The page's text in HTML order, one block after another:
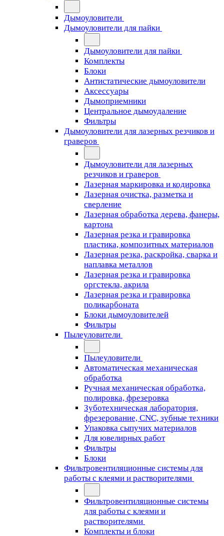
Дымоуловители
Дымоуловители для пайки
Дымоуловители для пайки
Комплекты
Блоки
Антистатические дымоуловители
Аксессуары
Дымоприемники
Центральное дымоудаление
Фильтры
Дымоуловители для лазерных резчиков и
граверов
Дымоуловители для лазерных
резчиков и граверов
Лазерная маркировка и кодировка
Лазерная очистка, разметка и
сверление
Лазерная обработка дерева, фанеры,
картона
Лазерная резка и гравировка
пластика, композитных материалов
Лазерная резка, раскройка, сварка и
наплавка металлов
Лазерная резка и гравировка
оргстекла, акрила
Лазерная резка и гравировка
поликарбоната
Блоки дымоуловителей
Фильтры
Пылеуловители
Пылеуловители
Автоматическая механическая
обработка
Ручная механическая обработка,
полировка, фрезеровка
Зуботехническая лаборатория,
фрезерование, CNC, зубные техники
Упаковка сыпучих материалов
Для ювелирных работ
Фильтры
Блоки
Фильтровентиляционные системы для
работы с клеями и растворителями
Фильтровентиляционные системы
для работы с клеями и
растворителями
Комплекты и блоки